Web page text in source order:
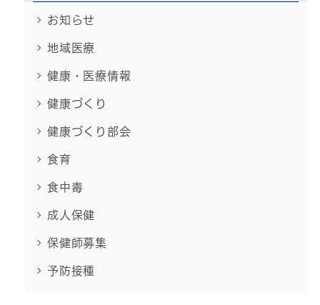
お知らせ
地域医療
健康・医療情報
健康づくり
健康づくり部会
食育
食中毒
成人保健
保健師募集
予防接種